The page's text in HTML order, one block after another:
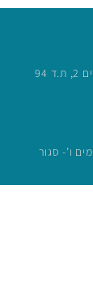
ז’בוטינסקי 35 בניין התאומים 2, ת.ד 94